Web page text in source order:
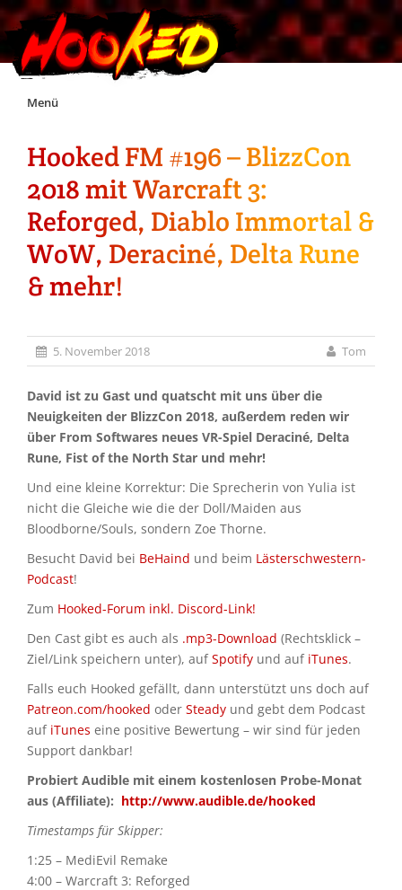
Skip
Menü
Unterstützt Hooked!
Exklusiv für Supporter*innen
Impressum
Discord
Hooked FM #196 – BlizzCon
2018 mit Warcraft 3:
Reforged, Diablo Immortal &
WoW, Deraciné, Delta Rune
& mehr!
5. November 2018 Tom
David ist zu Gast und quatscht mit uns über die
Neuigkeiten der BlizzCon 2018, außerdem reden wir
über From Softwares neues VR-Spiel Deraciné, Delta
Rune, Fist of the North Star und mehr!
Und eine kleine Korrektur: Die Sprecherin von Yulia ist
nicht die Gleiche wie die der Doll/Maiden aus
Bloodborne/Souls, sondern Zoe Thorne.
Besucht David bei BeHaind und beim Lästerschwestern-
Podcast!
Zum Hooked-Forum inkl. Discord-Link!
Den Cast gibt es auch als .mp3-Download (Rechtsklick –
Ziel/Link speichern unter), aufSpotify und auf iTunes.
Falls euch Hooked gefällt, dann unterstützt uns doch auf
Patreon.com/hooked oder Steady und gebt dem Podcast
auf iTunes eine positive Bewertung – wir sind für jeden
Support dankbar!
Probiert Audible mit einem kostenlosen Probe-Monat
aus (Affiliate): http://www.audible.de/hooked
Timestamps für Skipper:
1:25 – MediEvil Remake
4:00 – Warcraft 3: Reforged